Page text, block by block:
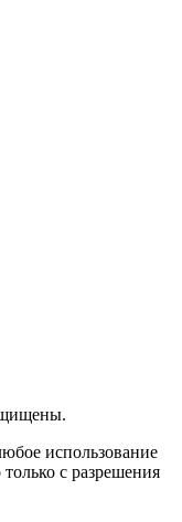
использование
с разрешения